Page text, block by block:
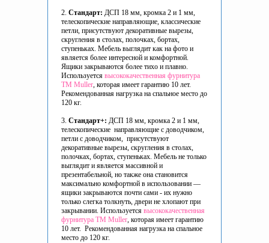
2. Стандарт: ДСП 18 мм, кромка 2 и 1 мм,
телескопические направляющие, классические
петли, присутствуют декоративные вырезы,
скругления в столах, полочках, бортах,
ступеньках. Мебель выглядит как на фото и
является более интересной и комфортной.
Ящики закрываются более тихо и плавно.
Используется высококачественная фурнитура
ТМ Muller, которая имеет гарантию 10 лет.
Рекомендованная нагрузка на спальное место до
120 кг.
3. Стандарт+: ДСП 18 мм, кромка 2 и 1 мм,
телескопические направляющие с доводчиком,
петли с доводчиком, присутствуют
декоративные вырезы, скругления в столах,
полочках, бортах, ступеньках. Мебель не только
выглядит и является массивной и
презентабельной, но также она становится
максимально комфортной в использовании —
ящики закрываются почти сами - их нужно
только слегка толкнуть, двери не хлопают при
закрывании. Используется высококачественная
фурнитура ТМ Muller, которая имеет гарантию
10 лет. Рекомендованная нагрузка на спальное
место до 120 кг.